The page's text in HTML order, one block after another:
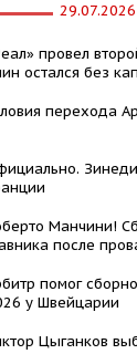
29.07.2026
провел
остался без
перехода
Манчини!
после
помог
у Швейцарии
Цыганков